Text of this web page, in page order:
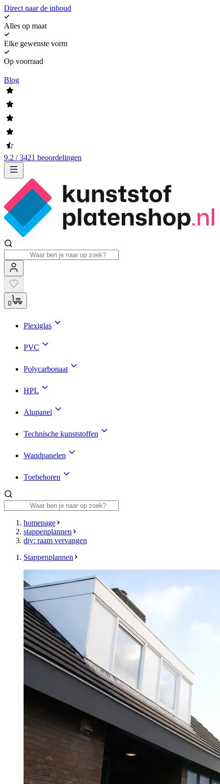
Direct naar de inhoud
Alles op maat
Elke gewenste vorm
Op voorraad
Blog
9.2 / 3421 beoordelingen
0
Plexiglas
PVC
Polycarbonaat
HPL
Alupanel
Technische kunststoffen
Wandpanelen
Toebehoren
homepage
stappenplannen
diy: raam vervangen
Stappenplannen